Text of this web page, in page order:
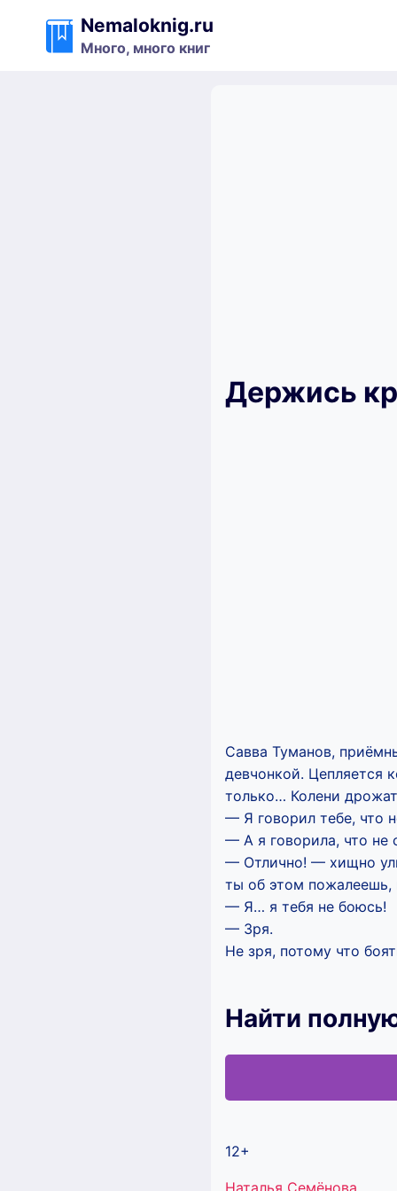
содержимому
Nemaloknig.ru
Много, много книг
Держись
Савва Туманов,
девчонкой. Цепляется
только… Колени
— Я говорил тебе, что
— А я говорила, что не
— Отлично! — хищно
ты об этом пожалеешь,
— Я… я тебя не боюсь!
— Зря.
Не зря, потому что
Найти
12+
Метки
Наталья Семёнова